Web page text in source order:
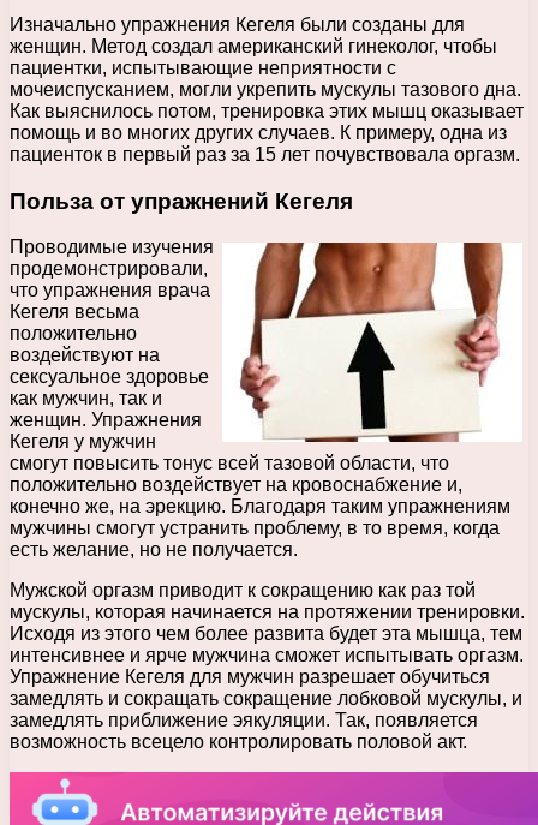
Изначально упражнения Кегеля были созданы для
женщин. Метод создал американский гинеколог, чтобы
пациентки, испытывающие неприятности с
мочеиспусканием, могли укрепить мускулы тазового дна.
Как выяснилось потом, тренировка этих мышц оказывает
помощь и во многих других случаев. К примеру, одна из
пациенток в первый раз за 15 лет почувствовала оргазм.
Польза от упражнений Кегеля
Проводимые изучения
продемонстрировали,
что упражнения врача
Кегеля весьма
положительно
воздействуют на
сексуальное здоровье
как мужчин, так и
женщин. Упражнения
Кегеля у мужчин
смогут повысить тонус всей тазовой области, что
положительно воздействует на кровоснабжение и,
конечно же, на эрекцию. Благодаря таким упражнениям
мужчины смогут устранить проблему, в то время, когда
есть желание, но не получается.
Мужской оргазм приводит к сокращению как раз той
мускулы, которая начинается на протяжении тренировки.
Исходя из этого чем более развита будет эта мышца, тем
интенсивнее и ярче мужчина сможет испытывать оргазм.
Упражнение Кегеля для мужчин разрешает обучиться
замедлять и сокращать сокращение лобковой мускулы, и
замедлять приближение эякуляции. Так, появляется
возможность всецело контролировать половой акт.